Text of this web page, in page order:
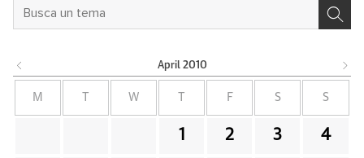
April 2010
M W F S S
1 2 3 4